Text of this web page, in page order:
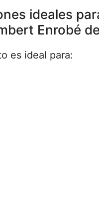
ideales
Enrobé
es ideal para: